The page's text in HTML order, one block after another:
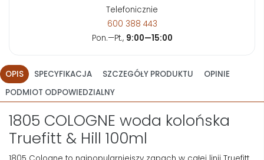
Telefonicznie
600 388 443
Pon.—Pt., 9:00—15:00
OPIS SPECYFIKACJA SZCZEGÓŁY PRODUKTU
OPINIE
PODMIOT ODPOWIEDZIALNY
1805 COLOGNE woda kolońska
Truefitt & Hill 100ml